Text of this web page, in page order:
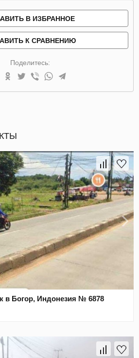
В ИЗБРАННОЕ
К СРАВНЕНИЮ
Поделитесь:
в Богор, Индонезия № 6878